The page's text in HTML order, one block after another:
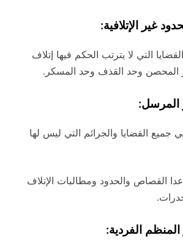
التي لا يترتب الحكم فيها إتلاف
المحصن وحد القذف وحد المسكر.
جميع القضايا والجرائم التي ليس لها
القصاص والحدود ومطالبات الإتلاف